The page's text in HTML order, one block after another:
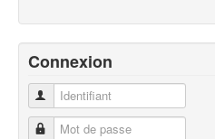
Connexion
Identifiant
Mot de passe